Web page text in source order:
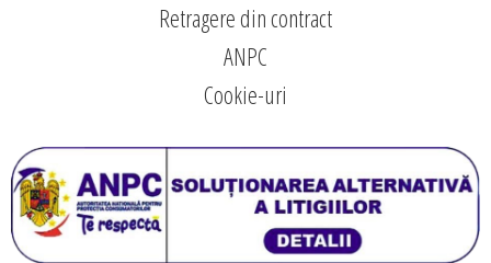
Retragere din contract
ANPC
Cookie-uri